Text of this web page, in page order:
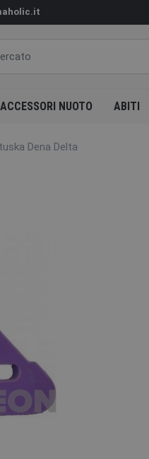
ACCESSORI NUOTO ABITI
Dena Delta